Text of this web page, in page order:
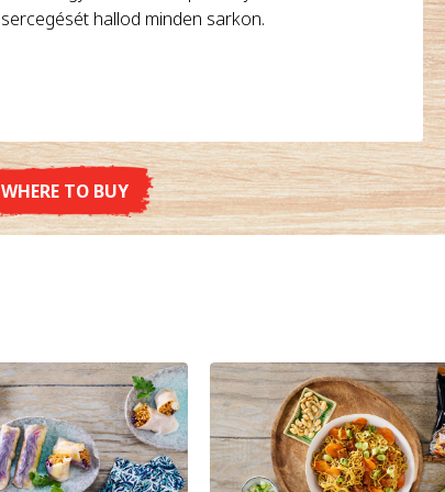
sercegését hallod minden sarkon.
WHERE TO BUY
DETAILS